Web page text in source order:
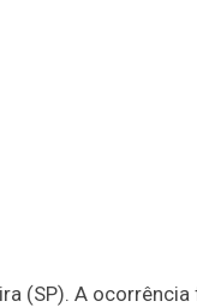
(SP). A